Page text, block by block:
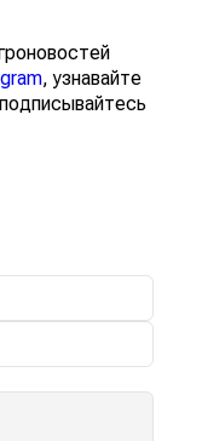
, узнавайте